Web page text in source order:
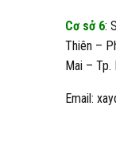
Cơ sở 6:
Thiên –
Mai – Tp.
Email: